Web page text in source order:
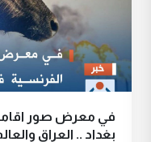
في معرض صور
بغداد .. العراق